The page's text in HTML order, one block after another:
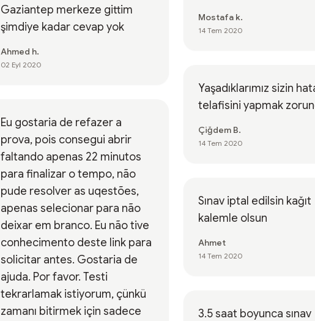
Gaziantep merkeze gittim
şimdiye kadar cevap yok
Ahmed h.
02 Eyl 2020
Eu gostaria de refazer a
prova, pois consegui abrir
faltando apenas 22 minutos
para finalizar o tempo, não
pude resolver as uqestões,
apenas selecionar para não
deixar em branco. Eu não tive
conhecimento deste link para
solicitar antes. Gostaria de
ajuda. Por favor. Testi
tekrarlamak istiyorum, çünkü
zamanı bitirmek için sadece
Mostafa k.
14 Tem 2020
Yaşadıklarımız sizin
telafisini yapmak
Çiğdem B.
14 Tem 2020
Sınav iptal edilsin kağıt
kalemle olsun
Ahmet
14 Tem 2020
3.5 saat boyunca sınav